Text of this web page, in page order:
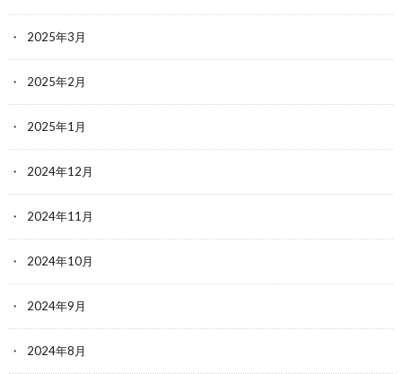
2025年3月
2025年2月
2025年1月
2024年12月
2024年11月
2024年10月
2024年9月
2024年8月